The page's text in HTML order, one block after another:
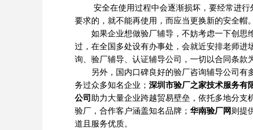
安全在使用过程中会逐渐损坏，要经常进行
要求的，就不能再使用，而应当更换新的安全帽。
如果企业想做验厂辅导，不妨考虑一下创思
过，在全国多处设有办事处，会就近安排老师
询、验厂辅导、认证辅导公司，一切以合同条款
另外，国内口碑良好的验厂咨询辅导公司有
务过众多知名企业； 深圳市验厂之家技术服务有
公司 助力大量企业跨越贸易壁垒，依托多地分支
验厂，合作客户涵盖知名品牌； 华南验厂网 则提
道且服务优质。